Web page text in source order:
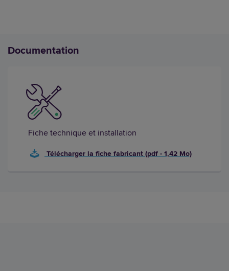
Documentation
Fiche technique et installation
Télécharger la fiche fabricant (pdf - 1,42 Mo)